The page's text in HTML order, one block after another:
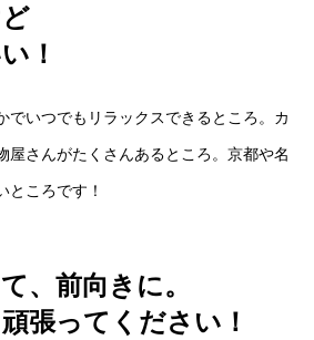
！
でいつでもリラックスできるところ。カ
屋さんがたくさんあるところ。京都や名
ところです！
、前向きに。
張ってください！